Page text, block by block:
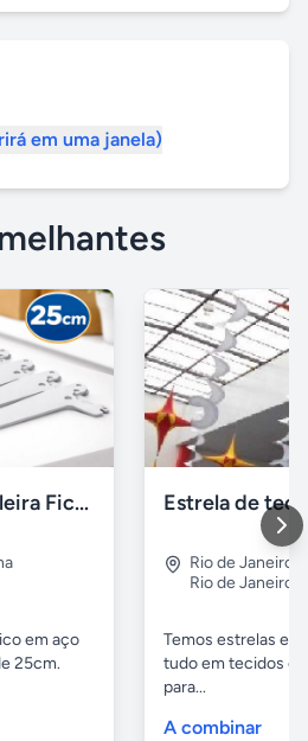
em uma janela)
Suporte para Prateleira Fico 25cm Branco Aço – Novo
em aço
25cm.
Rio de Janeiro
Rio de Janeiro
Temos estrelas
tudo em tecidos e
para...
A combinar